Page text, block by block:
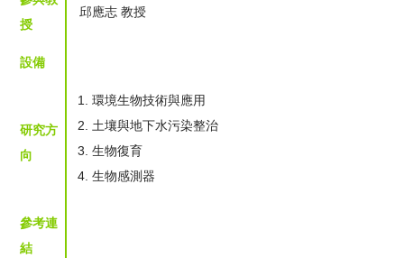
授
邱應志 教授
設備
研究方
向
環境生物技術與應用
土壤與地下水污染整治
生物復育
生物感測器
參考連
結